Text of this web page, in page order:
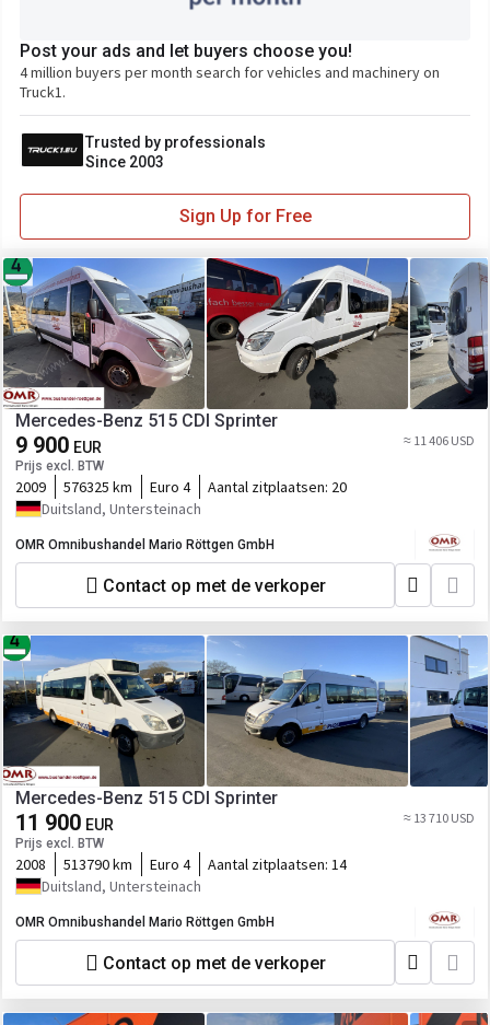
Post your ads and let buyers choose you!
4 million buyers per month search for vehicles and machinery on
Truck1.
Trusted by professionals
Since 2003
Sign Up for Free
Mercedes-Benz 515 CDI Sprinter
9 900 EUR
Prijs excl. BTW
≈ 11 406 USD
2009 576325 km Euro 4 Aantal zitplaatsen: 20
Duitsland, Untersteinach
OMR Omnibushandel Mario Röttgen GmbH
Contact op met de verkoper
Mercedes-Benz 515 CDI Sprinter
11 900 EUR
Prijs excl. BTW
≈ 13 710 USD
2008 513790 km Euro 4 Aantal zitplaatsen: 14
Duitsland, Untersteinach
OMR Omnibushandel Mario Röttgen GmbH
Contact op met de verkoper